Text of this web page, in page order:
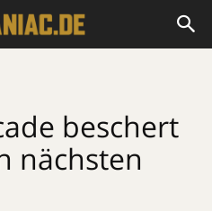
beschert
nächsten